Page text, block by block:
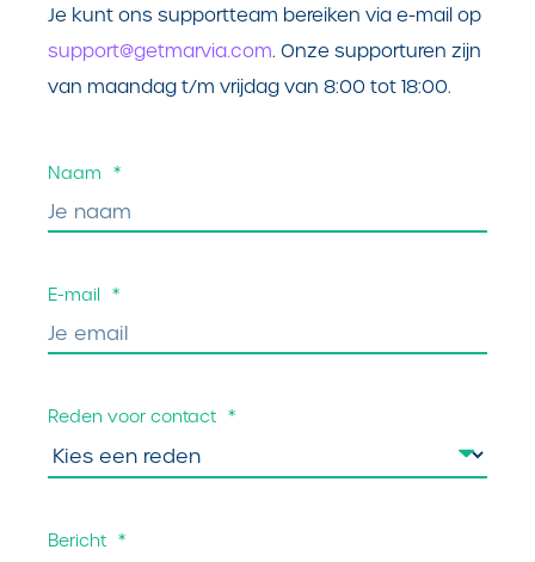
Je kunt ons supportteam bereiken via e-mail op
support@getmarvia.com. Onze supporturen zijn
van maandag t/m vrijdag van 8:00 tot 18:00.
Naam *
E-mail *
Reden voor contact *
Bericht *